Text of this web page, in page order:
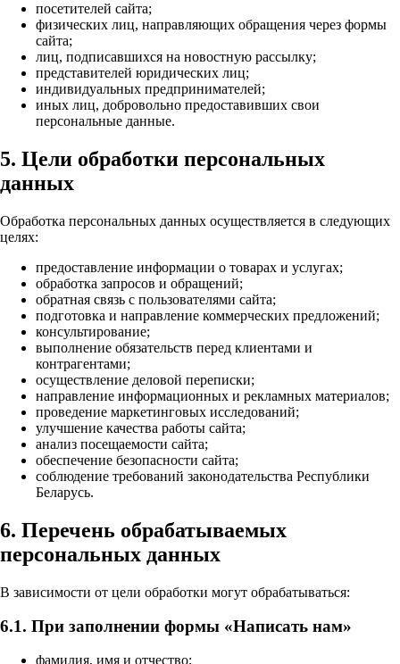
посетителей сайта;
физических лиц, направляющих обращения через формы
сайта;
лиц, подписавшихся на новостную рассылку;
представителей юридических лиц;
индивидуальных предпринимателей;
иных лиц, добровольно предоставивших свои
персональные данные.
5. Цели обработки персональных
данных
Обработка персональных данных осуществляется в следующих
целях:
предоставление информации о товарах и услугах;
обработка запросов и обращений;
обратная связь с пользователями сайта;
подготовка и направление коммерческих предложений;
консультирование;
выполнение обязательств перед клиентами и
контрагентами;
осуществление деловой переписки;
направление информационных и рекламных материалов;
проведение маркетинговых исследований;
улучшение качества работы сайта;
анализ посещаемости сайта;
обеспечение безопасности сайта;
соблюдение требований законодательства Республики
Беларусь.
6. Перечень обрабатываемых
персональных данных
В зависимости от цели обработки могут обрабатываться:
6.1. При заполнении формы «Написать нам»
фамилия, имя и отчество;